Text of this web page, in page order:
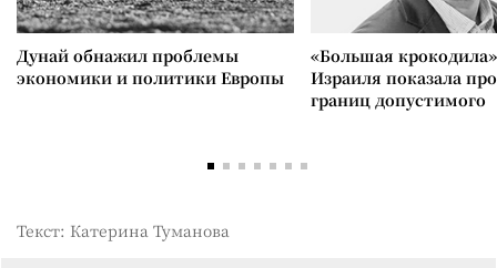
Дунай обнажил проблемы
экономики и политики Европы
«Большая
Израиля показала
границ допустимого
Текст: Катерина Туманова